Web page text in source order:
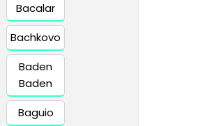
Bacalar
Bachkovo
Baden
Baden
Baguio